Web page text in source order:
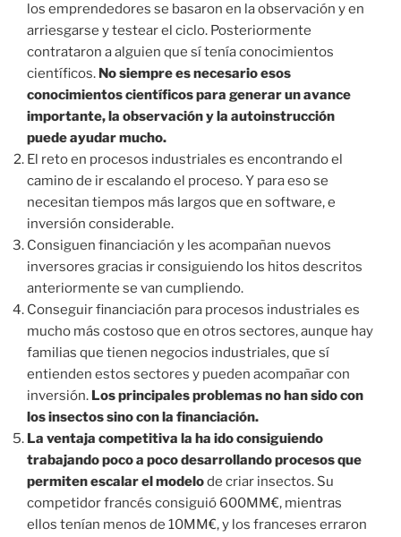
los emprendedores se basaron en la observación y en
arriesgarse y testear el ciclo. Posteriormente
contrataron a alguien que sí tenía conocimientos
científicos. No siempre es necesario esos
conocimientos científicos para generar un avance
importante, la observación y la autoinstrucción
puede ayudar mucho.
El reto en procesos industriales es encontrando el
camino de ir escalando el proceso. Y para eso se
necesitan tiempos más largos que en software, e
inversión considerable.
Consiguen financiación y les acompañan nuevos
inversores gracias ir consiguiendo los hitos descritos
anteriormente se van cumpliendo.
Conseguir financiación para procesos industriales es
mucho más costoso que en otros sectores, aunque hay
familias que tienen negocios industriales, que sí
entienden estos sectores y pueden acompañar con
inversión. Los principales problemas no han sido con
los insectos sino con la financiación.
La ventaja competitiva la ha ido consiguiendo
trabajando poco a poco desarrollando procesos que
permiten escalar el modelode criar insectos. Su
competidor francés consiguió 600MM€, mientras
ellos tenían menos de 10MM€, y los franceses erraron